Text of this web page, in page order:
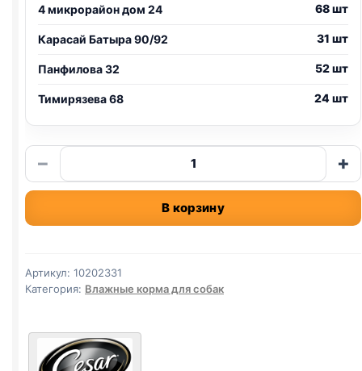
4 микрорайон дом 24 68 шт
Карасай Батыра 90/92 31 шт
Панфилова 32 52 шт
Тимирязева 68 24 шт
−
Количество
товара
CESAR
ОВОЩИ)
+
В корзину
Артикул: 10202331
Категория: Влажные корма для собак